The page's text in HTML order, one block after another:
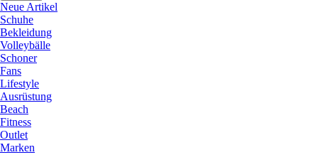
Neue Artikel
Schuhe
Bekleidung
Volleybälle
Schoner
Fans
Lifestyle
Ausrüstung
Beach
Fitness
Outlet
Marken